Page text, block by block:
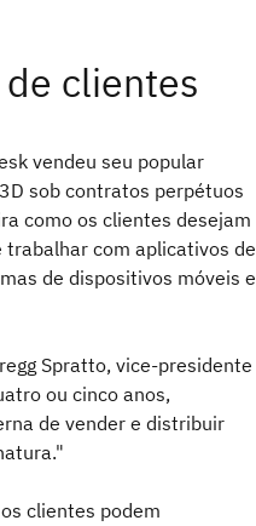
clientes
vendeu seu popular
sob contratos perpétuos
como os clientes desejam
com aplicativos de
de dispositivos móveis e
Spratto, vice-presidente
ou cinco anos,
de vender e distribuir
clientes podem